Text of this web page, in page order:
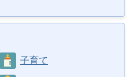
子育て